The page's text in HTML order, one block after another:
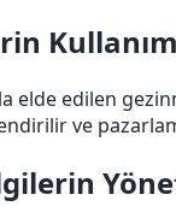
elde edilen
ve